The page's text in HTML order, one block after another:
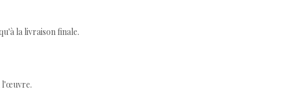
la livraison finale.
l'œuvre.